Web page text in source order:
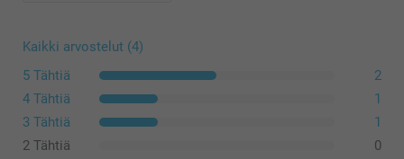
Teräksinen pullonavaaja
Kaikki arvostelut (4)
5 Tähtiä
2
4 Tähtiä
1
3 Tähtiä
1
2 Tähtiä
0